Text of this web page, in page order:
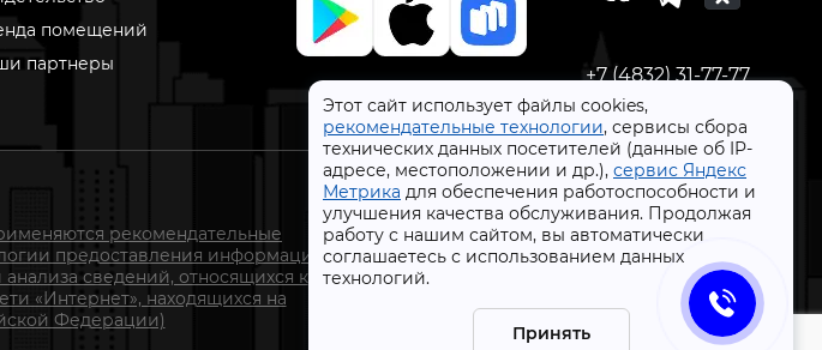
Этот сайт использует файлы cookies,
рекомендательные технологии, сервисы сбора
технических данных посетителей (данные об IP-
адресе, местоположении и др.), сервис Яндекс
Метрика для обеспечения работоспособности и
улучшения качества обслуживания. Продолжая
работу с нашим сайтом, вы автоматически
соглашаетесь с использованием данных
технологий.
Принять
помещений
партнеры
+7 (4832) 31-77-77
рекомендательные
предоставления информации
сведений, относящихся к
«Интернет», находящихся на
Федерации)
СтройлоН 1998-2026 г.
Публичная оферта
Обработка персональных данных
Политика конфиденциальности сервисов Яндекс